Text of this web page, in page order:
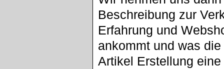
Beschreibung zur
Erfahrung und
ankommt und was
Artikel Erstellung